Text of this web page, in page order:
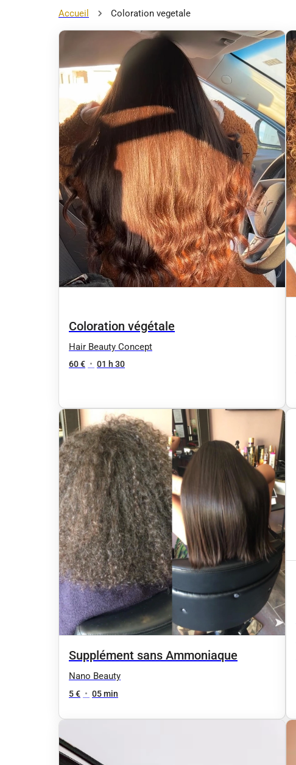
Accueil Coloration vegetale
Coloration végétale
Hair Beauty Concept
60 € • 01 h 30
Supplément sans Ammoniaque
Nano Beauty
5 € • 05 min